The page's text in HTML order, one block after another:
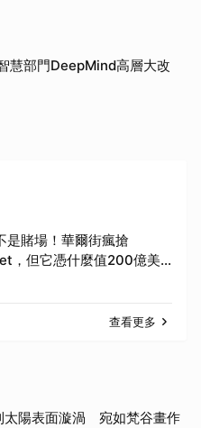
慧部門DeepMind高層大改
是賭場！華爾街瘋搶
，但它憑什麼值200億美
查看更多
太陽表面漩渦 宛如梵谷畫作